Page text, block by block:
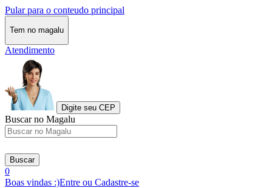
Pular para o conteudo principal
Tem no magalu
Atendimento
Digite seu CEP
Buscar no Magalu
Buscar
0
Boas vindas :)Entre ou Cadastre-se